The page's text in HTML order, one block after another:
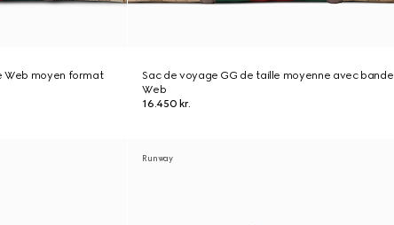
Web moyen format
Sac de voyage GG de taille moyenne avec bande
Web
16.450 kr.
Runway